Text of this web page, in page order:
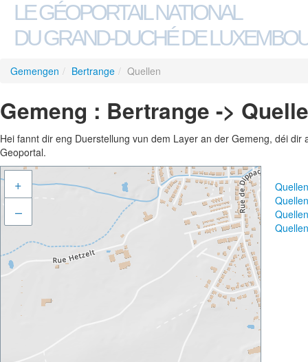
LE GÉOPORTAIL NATIONAL
DU GRAND-DUCHÉ DE
Gemengen / Bertrange / Quellen
Gemeng : Bertrange ->
Hei fannt dir eng Duerstellung vun dem Layer an der Gemeng, déi
Geoportal.
+
–